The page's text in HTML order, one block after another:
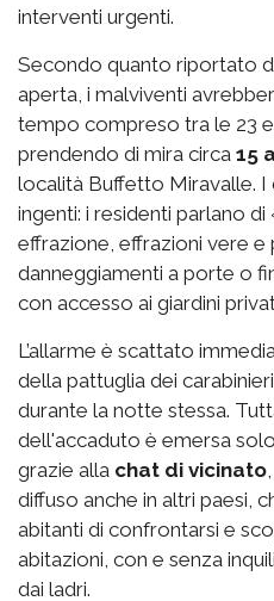
interventi urgenti.
Secondo quanto riportato
aperta, i malviventi
tempo compreso tra le 23
prendendo di mira circa 15
località Buffetto Miravalle. I
ingenti: i residenti parlano
effrazione, effrazioni vere e
danneggiamenti a porte o
con accesso ai giardini
L’allarme è scattato
della pattuglia dei
durante la notte stessa.
dell'accaduto è emersa
grazie alla chat di vicinato
diffuso anche in altri paesi,
abitanti di confrontarsi e
abitazioni, con e senza
dai ladri.